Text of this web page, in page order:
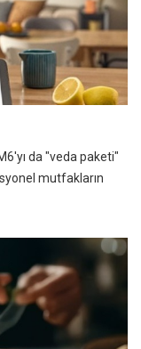
da "veda paketi"
mutfakların